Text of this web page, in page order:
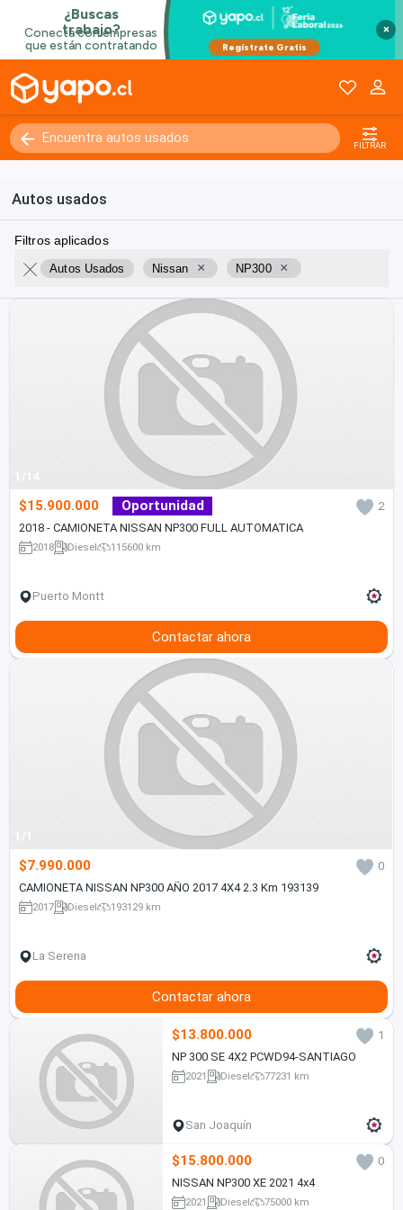
×
FILTRAR
Autos usados
Filtros aplicados
Autos Usados Nissan × NP300 ×
1/14
$15.900.000 Oportunidad
2
2018 - CAMIONETA NISSAN NP300 FULL AUTOMATICA
2018 Diesel 115600 km
Puerto Montt
Contactar ahora
1/1
$7.990.000
0
CAMIONETA NISSAN NP300 AÑO 2017 4X4 2.3 Km 193139
2017 Diesel 193129 km
La Serena
Contactar ahora
$13.800.000
1
NP 300 SE 4X2 PCWD94-SANTIAGO
2021 Diesel 77231 km
San Joaquín
$15.800.000
0
NISSAN NP300 XE 2021 4x4
2021 Diesel 75000 km